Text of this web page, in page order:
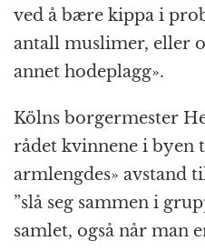
ved å bære kippa i
antall muslimer, eller
annet hodeplagg».
Kölns borgermester
rådet kvinnene i byen
armlengdes» avstand
”slå seg sammen i
samlet, også når man